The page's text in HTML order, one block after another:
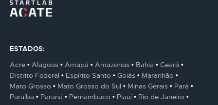
ESTADOS:
Acre
Alagoas Amapá Amazonas Bahia
Ceará
Distrito Federal
Espírito Santo Goiás
Maranhão
Mato Grosso
Mato Grosso do Sul Minas Gerais
Pará
Paraíba
Paraná Pernambuco Piauí
Rio de Janeiro